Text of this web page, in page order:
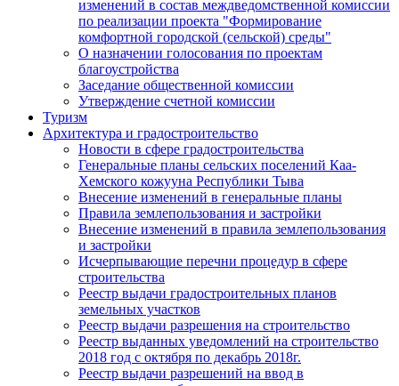
изменений в состав междведомственной комиссии
по реализации проекта "Формирование
комфортной городской (сельской) среды"
О назначении голосования по проектам
благоустройства
Заседание общественной комиссии
Утверждение счетной комиссии
Туризм
Архитектура и градостроительство
Новости в сфере градостроительства
Генеральные планы сельских поселений Каа-
Хемского кожууна Республики Тыва
Внесение изменений в генеральные планы
Правила землепользования и застройки
Внесение изменений в правила землепользования
и застройки
Исчерпывающие перечни процедур в сфере
строительства
Реестр выдачи градостроительных планов
земельных участков
Реестр выдачи разрешения на строительство
Реестр выданных уведомлений на строительство
2018 год с октября по декабрь 2018г.
Реестр выдачи разрешений на ввод в